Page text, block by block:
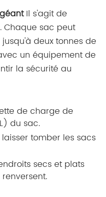
Il s'agit de
Chaque sac peut
deux tonnes de
un équipement de
la sécurité au
de charge de
du sac.
tomber les sacs
secs et plats